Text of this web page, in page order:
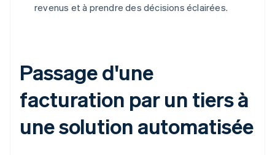
revenus et à prendre des décisions éclairées.
Passage d'une
facturation par un tiers à
une solution automatisée